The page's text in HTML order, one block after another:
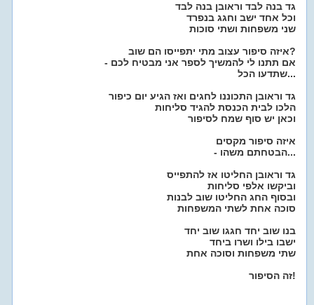
גד בנה לבד וראובן בנה לבד
וכל אחד ישב וחגג בנפרד
שני משפחות ושתי סוכות
איזה סיפור עצוב מתי יתפייסו הם שוב?
- אם תתנו לי להמשיך לספר אני מבטיח לכם
שתדעו הכל...
גד וראובן התכוננו לחגים ואז הגיע יום כיפור
הלכו לבית הכנסת להגיד סליחות
וכאן יש סוף שמח לסיפור
איזה סיפור מקסים
- הבטחתם משהו...
גד וראובן החליטו אז להתפייס
וביקשו אלפי סליחות
ובסוף החג החליטו שוב לבנות
סוכה אחת לשתי המשפחות
בנו שוב יחד חגגו שוב יחד
ישבו בילו ושרו ביחד
שתי משפחות וסוכה אחת
זה הסיפור!